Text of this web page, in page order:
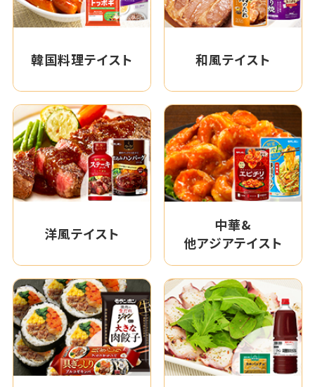
韓国料理テイスト 和風テイスト
洋風テイスト
中華&
他アジアテイスト